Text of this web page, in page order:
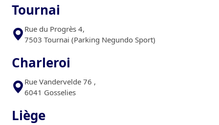
Tournai
Rue du Progrès 4,
7503 Tournai (Parking Negundo Sport)
Charleroi
Rue Vandervelde 76 ,
6041 Gosselies
Liège